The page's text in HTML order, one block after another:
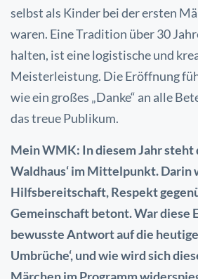
selbst als Kinder bei der ersten
waren. Eine Tradition über 30
halten, ist eine logistische und
Meisterleistung. Die Eröffnung
wie ein großes „Danke“ an alle
das treue Publikum.
Mein WMK: In diesem Jahr steht
Waldhaus‘ im Mittelpunkt. Darin
Hilfsbereitschaft, Respekt
Gemeinschaft betont. War diese
bewusste Antwort auf die
Umbrüche‘, und wie wird sich